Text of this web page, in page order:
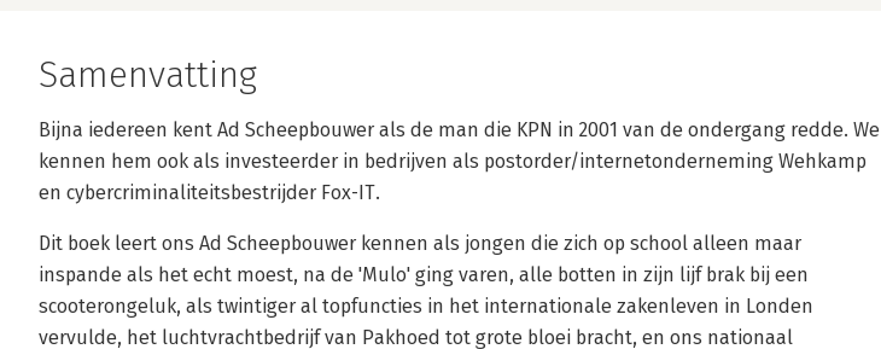
Samenvatting
Bijna iedereen kent Ad Scheepbouwer als de man die KPN in 2001 van de ondergang redde. We
kennen hem ook als investeerder in bedrijven als postorder/internetonderneming Wehkamp
en cybercriminaliteitsbestrijder Fox-IT.
Dit boek leert ons Ad Scheepbouwer kennen als jongen die zich op school alleen maar
inspande als het echt moest, na de 'Mulo' ging varen, alle botten in zijn lijf brak bij een
scooterongeluk, als twintiger al topfuncties in het internationale zakenleven in Londen
vervulde, het luchtvrachtbedrijf van Pakhoed tot grote bloei bracht, en ons nationaal